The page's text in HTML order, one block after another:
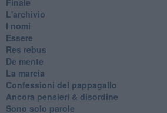
L'archivio
I nomi
Essere
Res rebus
De mente
La marcia
Confessioni del pappagallo
Ancora pensieri & disordine
Sono solo parole